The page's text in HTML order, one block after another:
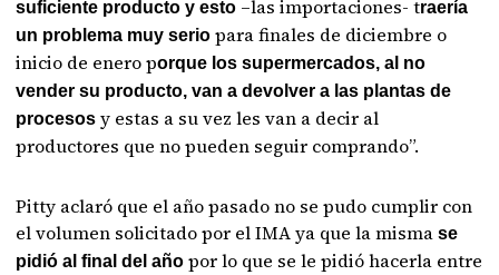
suficiente producto y esto –las importaciones- traería
un problema muy serio para finales de diciembre o
inicio de enero porque los supermercados, al no
vender su producto, van a devolver a las plantas de
procesosy estas a su vez les van a decir al
productores que no pueden seguir comprando”.
Pitty aclaró que el año pasado no se pudo cumplir con
el volumen solicitado por el IMA ya que la mismase
pidió al final del año por lo que se le pidió hacerla entre